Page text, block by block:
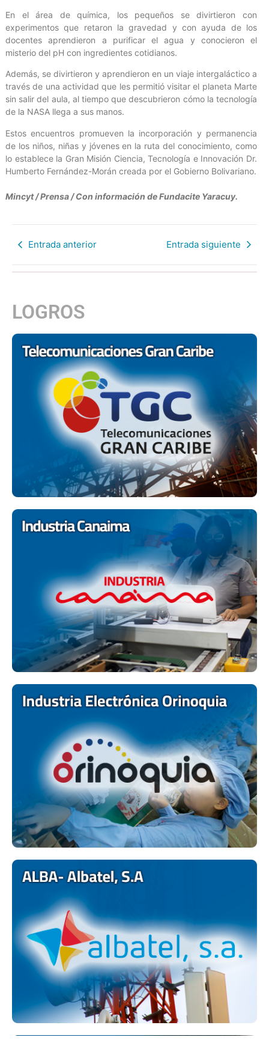
En el área de química, los pequeños se divirtieron con
experimentos que retaron la gravedad y con ayuda de los
docentes aprendieron a purificar el agua y conocieron el
misterio del pH con ingredientes cotidianos.
Además, se divirtieron y aprendieron en un viaje intergaláctico a
través de una actividad que les permitió visitar el planeta Marte
sin salir del aula, al tiempo que descubrieron cómo la tecnología
de la NASA llega a sus manos.
Estos encuentros promueven la incorporación y permanencia
de los niños, niñas y jóvenes en la ruta del conocimiento, como
lo establece la Gran Misión Ciencia, Tecnología e Innovación Dr.
Humberto Fernández-Morán creada por el Gobierno Bolivariano.
Mincyt / Prensa / Con información de Fundacite Yaracuy.
Entrada anterior Entrada siguiente
LOGROS